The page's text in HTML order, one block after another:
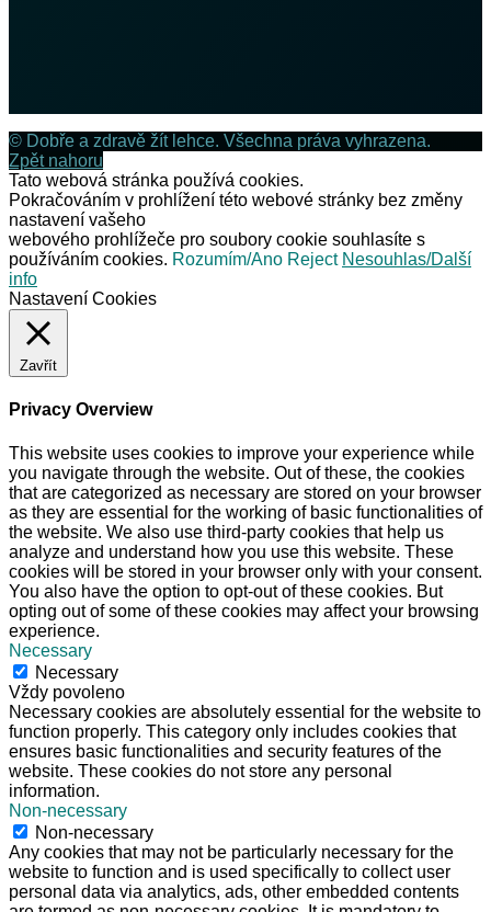
© Dobře a zdravě žít lehce. Všechna práva vyhrazena.
Zpět nahoru
Tato webová stránka používá cookies.
Pokračováním v prohlížení této webové stránky bez změny
nastavení vašeho
webového prohlížeče pro soubory cookie souhlasíte s
používáním cookies. Rozumím/Ano Reject Nesouhlas/Další
info
Nastavení Cookies
Zavřít
Privacy Overview
This website uses cookies to improve your experience while
you navigate through the website. Out of these, the cookies
that are categorized as necessary are stored on your browser
as they are essential for the working of basic functionalities of
the website. We also use third-party cookies that help us
analyze and understand how you use this website. These
cookies will be stored in your browser only with your consent.
You also have the option to opt-out of these cookies. But
opting out of some of these cookies may affect your browsing
experience.
Necessary
Necessary
Vždy povoleno
Necessary cookies are absolutely essential for the website to
function properly. This category only includes cookies that
ensures basic functionalities and security features of the
website. These cookies do not store any personal
information.
Non-necessary
Non-necessary
Any cookies that may not be particularly necessary for the
website to function and is used specifically to collect user
personal data via analytics, ads, other embedded contents